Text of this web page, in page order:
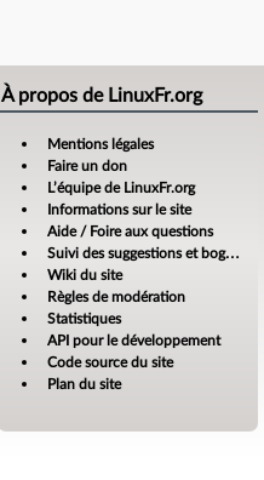
À propos de LinuxFr.org
Mentions légales
Faire un don
L’équipe de LinuxFr.org
Informations sur le site
Aide / Foire aux questions
Suivi des suggestions et bogues
Wiki du site
Règles de modération
Statistiques
API pour le développement
Code source du site
Plan du site